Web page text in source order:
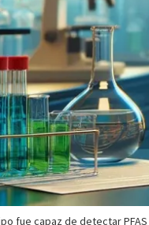
fue capaz de detectar